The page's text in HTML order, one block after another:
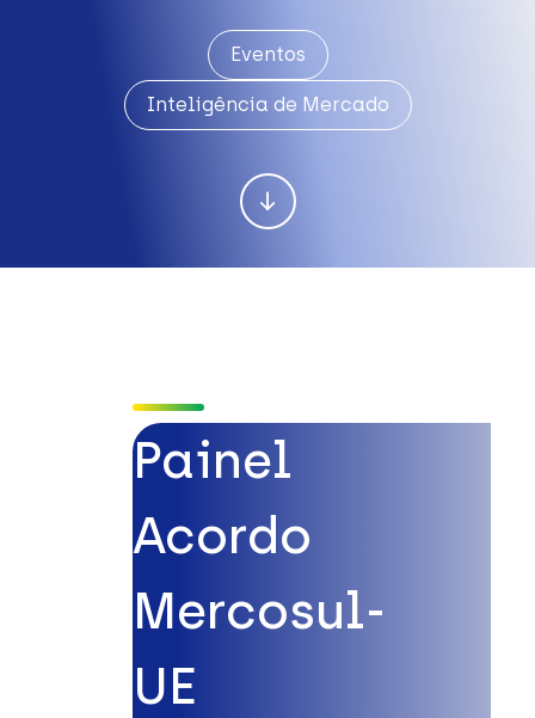
Eventos
Inteligência de Mercado
Painel
Acordo
Mercosul-
UE